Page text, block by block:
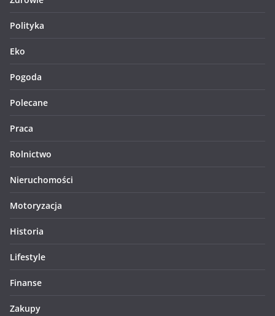
Polityka
Eko
Pogoda
Polecane
Praca
Rolnictwo
Nieruchomości
Motoryzacja
Historia
Lifestyle
Finanse
Zakupy